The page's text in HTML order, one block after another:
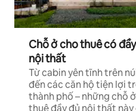
Chỗ ở cho thuê có
nội thất
Từ cabin yên tĩnh trên
đến các căn hộ tiện lợi
thành phố – những chỗ
thuê đầy đủ nội thất